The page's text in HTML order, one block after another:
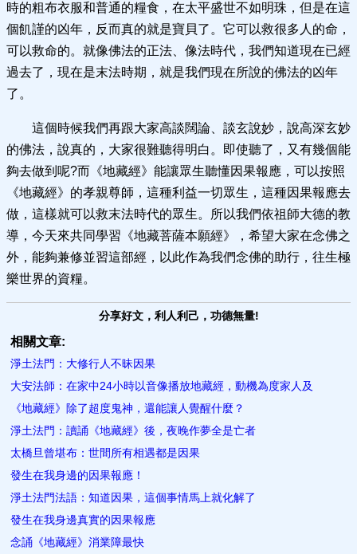
時的粗布衣服和普通的糧食，在太平盛世不如明珠，但是在這
個飢謹的凶年，反而真的就是寶貝了。它可以救很多人的命，
可以救命的。就像佛法的正法、像法時代，我們知道現在已經
過去了，現在是末法時期，就是我們現在所說的佛法的凶年
了。
這個時候我們再跟大家高談闊論、談玄說妙，說高深玄妙
的佛法，說真的，大家很難聽得明白。即使聽了，又有幾個能
夠去做到呢?而《地藏經》能讓眾生聽懂因果報應，可以按照
《地藏經》的孝親尊師，這種利益一切眾生，這種因果報應去
做，這樣就可以救末法時代的眾生。所以我們依祖師大德的教
導，今天來共同學習《地藏菩薩本願經》，希望大家在念佛之
外，能夠兼修並習這部經，以此作為我們念佛的助行，往生極
樂世界的資糧。
分享好文，利人利己，功德無量!
相關文章:
淨土法門：大修行人不昧因果
大安法師：在家中24小時以音像播放地藏經，動機為度家人及
《地藏經》除了超度鬼神，還能讓人覺醒什麼？
淨土法門：讀誦《地藏經》後，夜晚作夢全是亡者
太橋旦曾堪布：世間所有相遇都​是因果
發生在我身邊的因果報應！
淨土法門法語：知道因果，這個事情馬上就化解了
發生在我身邊真實的因果報應
念誦《地藏經》消業障最快